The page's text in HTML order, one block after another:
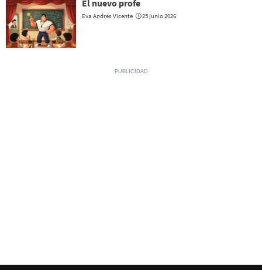
El nuevo profe
Eva Andrés Vicente 25 junio 2026